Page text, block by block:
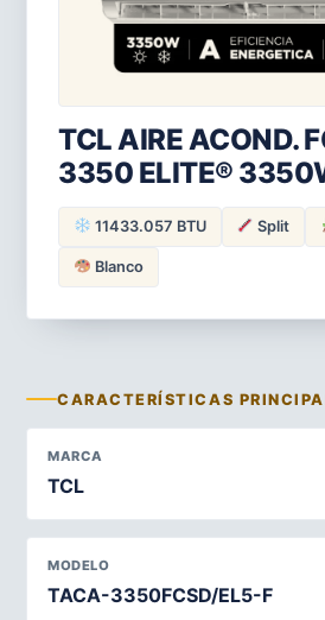
TCL AIRE ACOND.
3350 ELITE®
11433.057 BTU Split
Blanco
CARACTERÍSTICAS
MARCA
TCL
MODELO
TACA-3350FCSD/EL5-F